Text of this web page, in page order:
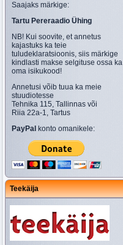
Saajaks märkige:
Tartu Pereraadio Ühing
NB! Kui soovite, et annetus
kajastuks ka teie
tuludeklaratsioonis, siis märkige
kindlasti makse selgituse ossa ka
oma isikukood!
Annetusi võib tuua ka meie
stuudiotesse
Tehnika 115, Tallinnas või
Riia 22a-1, Tartus
PayPal konto omanikele:
Teekäija